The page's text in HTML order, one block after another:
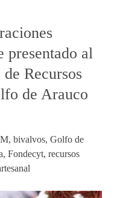
presentado al
Recursos
de Arauco
bivalvos, Golfo de
Fondecyt, recursos